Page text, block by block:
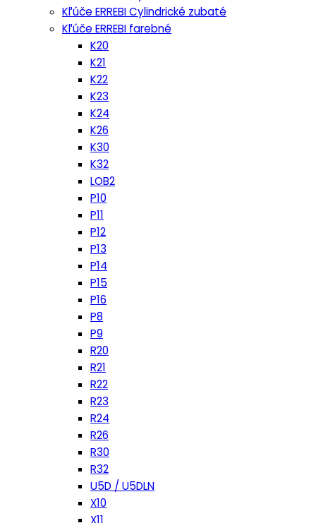
Kľúče ERREBI Cylindrické zubaté
Kľúče ERREBI farebné
K20
K21
K22
K23
K24
K26
K30
K32
LOB2
P10
P11
P12
P13
P14
P15
P16
P8
P9
R20
R21
R22
R23
R24
R26
R30
R32
U5D / U5DLN
X10